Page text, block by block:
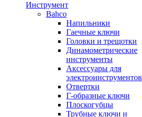
Инструмент
Bahco
Напильники
Гаечные ключи
Головки и трещотки
Динамометрические
инструменты
Аксессуары для
электроинструментов
Отвертки
Г-образные ключи
Плоскогубцы
Трубные ключи и